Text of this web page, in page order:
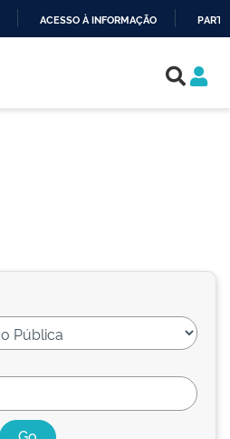
ACESSO À INFORMAÇÃO